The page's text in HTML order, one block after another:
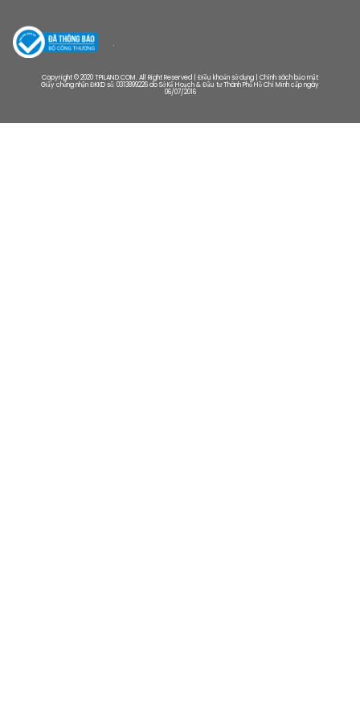
Copyright © 2020 TPILAND.COM. All Right Reserved | Điều khoản sử dụng | Chính sách bảo mật
Giấy chứng nhận ĐKKD số: 0313899226 do Sở Kế Hoạch & Đầu tư Thành Phố Hồ Chí Minh cấp ngày
06/07/2016